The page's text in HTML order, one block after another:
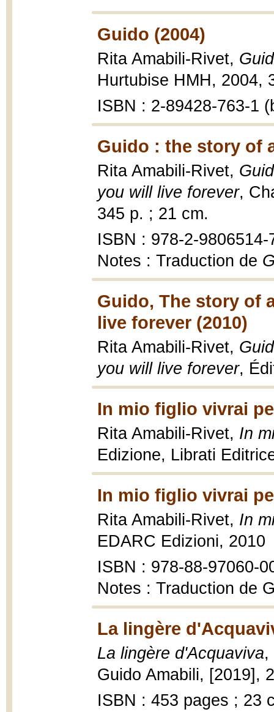
Guido (2004)
Rita Amabili-Rivet,
Hurtubise HMH, 2004,
ISBN : 2-89428-763-1
Guido : the story of
Rita Amabili-Rivet,
you will live forever,
345 p. ; 21 cm.
ISBN : 978-2-9806514-
Notes : Traduction de
Guido, The story of
live forever (2010)
Rita Amabili-Rivet,
you will live forever,
In mio figlio vivrai
Rita Amabili-Rivet, In
Edizione, Librati
In mio figlio vivrai
Rita Amabili-Rivet, In
EDARC Edizioni, 2010
ISBN : 978-88-97060-
Notes : Traduction de
La lingère
La lingère d'Acquaviva,
Guido Amabili, [2019],
ISBN : 453 pages ; 23